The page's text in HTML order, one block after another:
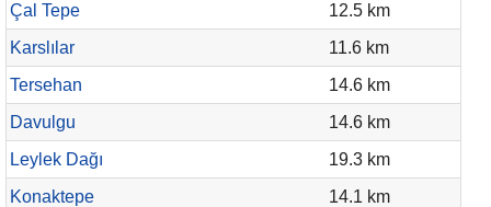
Çal Tepe
12.5 km
Karslılar
11.6 km
Tersehan
14.6 km
Davulgu
14.6 km
Leylek Dağı
19.3 km
Konaktepe
14.1 km